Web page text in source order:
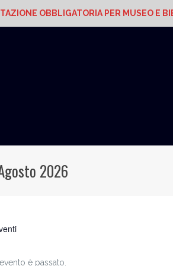
OBBLIGATORIA PER MUSEO E
2026
è passato.